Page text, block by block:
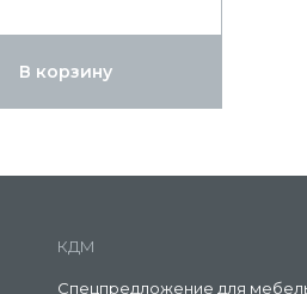
В корзину
КДМ
Спецпредложение для